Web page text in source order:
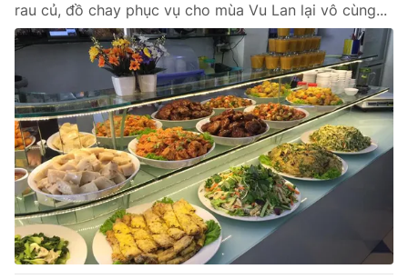
rau củ, đồ chay phục vụ cho mùa Vu Lan lại vô cùng...